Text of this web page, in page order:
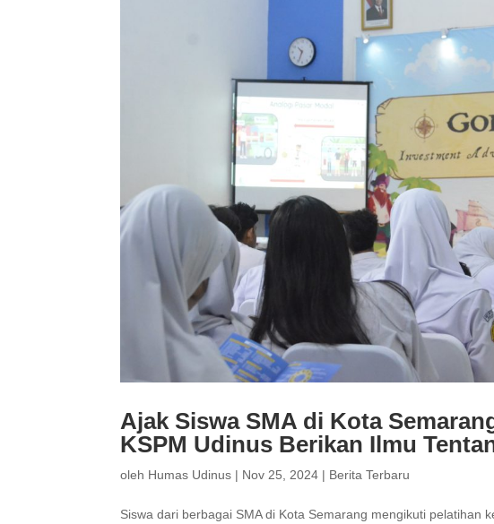
Ajak Siswa SMA di Kota
KSPM Udinus Berikan Ilmu
oleh Humas Udinus | Nov 25, 2024 | Berita Terbaru
Siswa dari berbagai SMA di Kota Semarang mengikuti pelatihan